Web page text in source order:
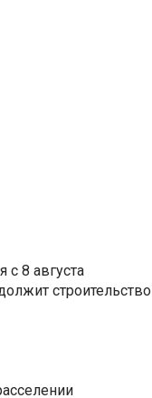
8 августа
строительство